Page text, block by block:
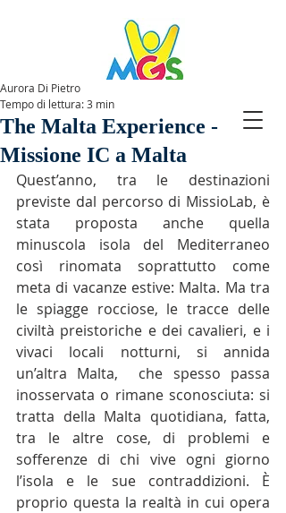
SPAZIOMGS
The Malta Experience -
Missione IC a Malta
Aurora Di Pietro
Tempo di lettura: 3 min
Quest’anno, tra le destinazioni
previste dal percorso di MissioLab, è
stata proposta anche quella
minuscola isola del Mediterraneo
così rinomata soprattutto come
meta di vacanze estive: Malta. Ma tra
le spiagge rocciose, le tracce delle
civiltà preistoriche e dei cavalieri, e i
vivaci locali notturni, si annida
un’altra Malta,  che spesso passa
inosservata o rimane sconosciuta: si
tratta della Malta quotidiana, fatta,
tra le altre cose, di problemi e
sofferenze di chi vive ogni giorno
l’isola e le sue contraddizioni. È
proprio questa la realtà in cui opera